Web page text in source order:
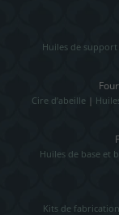
Huiles de
Cire d’abeille|
Huiles de base et
Kits de